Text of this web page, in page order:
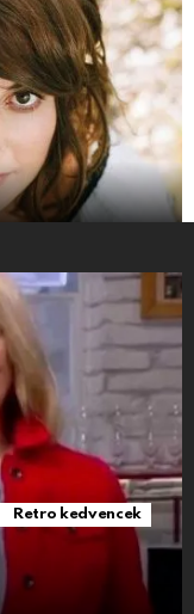
Retro kedvencek